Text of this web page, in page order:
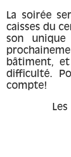
La soirée
caisses du
son
bâtiment,
difficulté.
compte!